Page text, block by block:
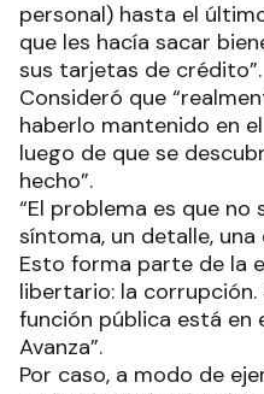
personal) hasta el
que les hacía sacar
sus tarjetas de crédito”.
Consideró que
haberlo mantenido en
luego de que se
hecho”.
“El problema es que
síntoma, un detalle,
Esto forma parte de la
libertario: la corrupción.
función pública está en
Avanza”.
Por caso, a modo de